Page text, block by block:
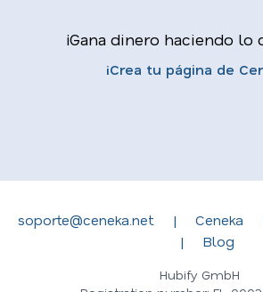
¡Gana dinero haciendo lo
¡Crea tu página de
soporte@ceneka.net | Ceneka
|
Blog
Hubify GmbH